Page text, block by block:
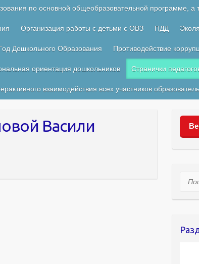
по основной общеобразовательной программе, а
Организация работы с детьми с ОВЗ ПДД
Дошкольного Образования Противодействие
ориентация дошкольников Странички
взаимодействия всех участников
Васили
Поиск